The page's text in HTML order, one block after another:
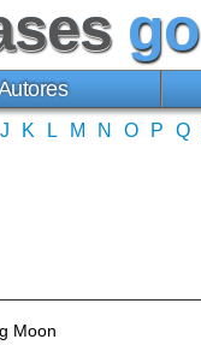
go
J K L M N O P Q
Moon